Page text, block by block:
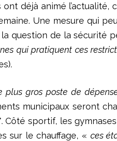
ont déjà animé l’actualité,
Une mesure qui
question de la sécurité
qui pratiquent ces
plus gros poste de
municipaux seront
Côté sportif, les
sur le chauffage, « ces